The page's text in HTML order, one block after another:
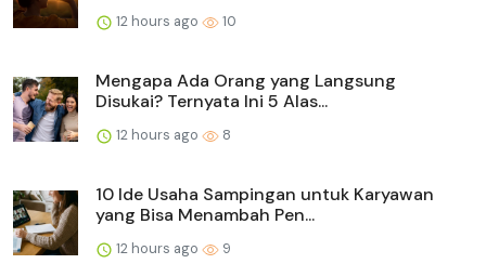
12 hours ago 10
Mengapa Ada Orang yang Langsung
Disukai? Ternyata Ini 5 Alas...
12 hours ago 8
10 Ide Usaha Sampingan untuk Karyawan
yang Bisa Menambah Pen...
12 hours ago 9